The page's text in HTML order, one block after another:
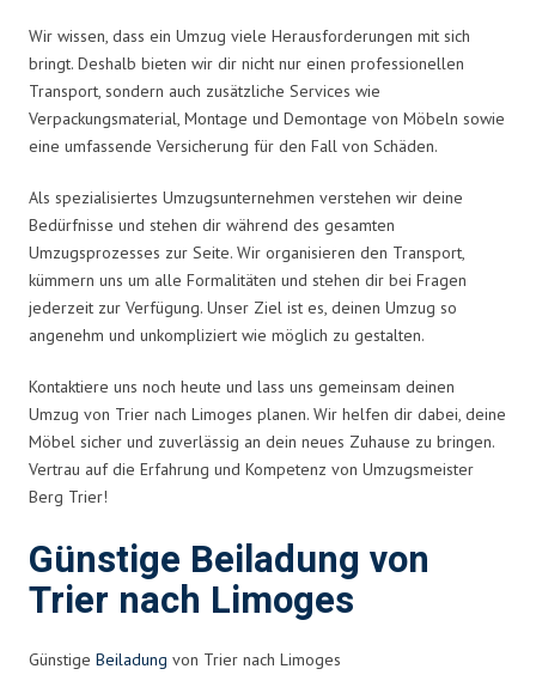
Wir wissen, dass ein Umzug viele Herausforderungen mit sich
bringt. Deshalb bieten wir dir nicht nur einen professionellen
Transport, sondern auch zusätzliche Services wie
Verpackungsmaterial, Montage und Demontage von Möbeln sowie
eine umfassende Versicherung für den Fall von Schäden.
Als spezialisiertes Umzugsunternehmen verstehen wir deine
Bedürfnisse und stehen dir während des gesamten
Umzugsprozesses zur Seite. Wir organisieren den Transport,
kümmern uns um alle Formalitäten und stehen dir bei Fragen
jederzeit zur Verfügung. Unser Ziel ist es, deinen Umzug so
angenehm und unkompliziert wie möglich zu gestalten.
Kontaktiere uns noch heute und lass uns gemeinsam deinen
Umzug von Trier nach Limoges planen. Wir helfen dir dabei, deine
Möbel sicher und zuverlässig an dein neues Zuhause zu bringen.
Vertrau auf die Erfahrung und Kompetenz von Umzugsmeister
Berg Trier!
Günstige Beiladung von
Trier nach Limoges
Günstige Beiladung von Trier nach Limoges